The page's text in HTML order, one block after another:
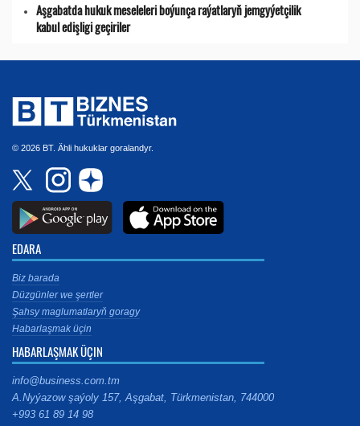
Aşgabatda hukuk meseleleri boýunça raýatlaryň jemgyýetçilik
kabul edişligi geçiriler
© 2026 BT. Ähli hukuklar goralandyr.
EDARA
Biz barada
Düzgünler we şertler
Şahsy maglumatlaryň goragy
Habarlaşmak üçin
HABARLAŞMAK ÜÇIN
info@business.com.tm
A.Nyýazow şaýoly 157, Aşgabat, Türkmenistan, 744000
+993 61 89 14 98